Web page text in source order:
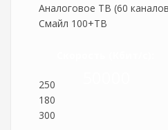
Аналоговое ТВ (60
Смайл 100+ТВ
250
180
300